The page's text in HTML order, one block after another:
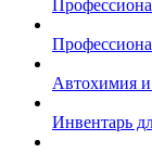
Автохимия и
Инвентарь